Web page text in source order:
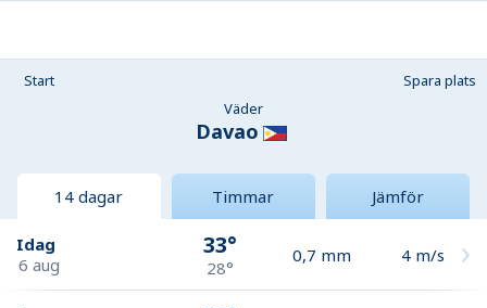
Start
Spara plats
Väder
Davao
14 dagar Timmar Jämför
Idag
6 aug
33°
28°
0,7 mm 4 m/s